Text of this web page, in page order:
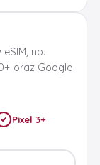
np.
oraz Google
Pixel 3+